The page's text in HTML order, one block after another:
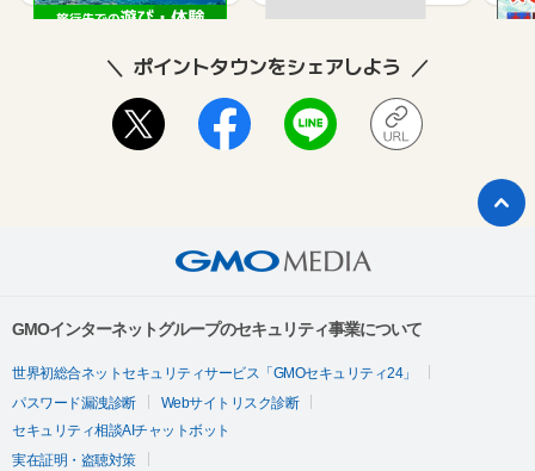
ポイントタウンをシェアしよう
GMOインターネットグループのセキュリティ事業について
世界初総合ネットセキュリティサービス「GMOセキュリティ24」
パスワード漏洩診断
Webサイトリスク診断
セキュリティ相談AIチャットボット
実在証明・盗聴対策